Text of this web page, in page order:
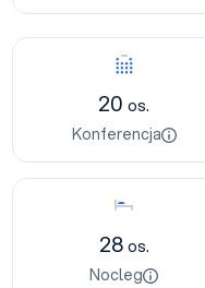
Konferencja
20os.
Konferencja
Nocleg
28os.
Nocleg